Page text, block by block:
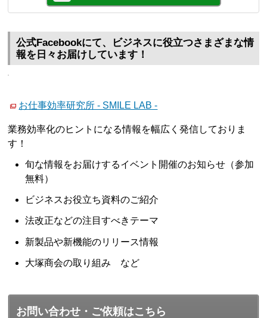
公式Facebookにて、ビジネスに役立つさまざまな情
報を日々お届けしています！
お仕事効率研究所 - SMILE LAB -
業務効率化のヒントになる情報を幅広く発信しておりま
す！
旬な情報をお届けするイベント開催のお知らせ（参加
無料）
ビジネスお役立ち資料のご紹介
法改正などの注目すべきテーマ
新製品や新機能のリリース情報
大塚商会の取り組み など
お問い合わせ・ご依頼はこちら